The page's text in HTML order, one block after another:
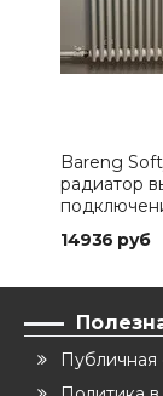
Bareng
радиатор
14936 руб
Публичная